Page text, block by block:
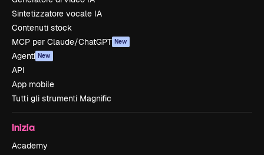
Sintetizzatore vocale IA
Contenuti stock
MCP per Claude/ChatGPT New
Agenti New
API
App mobile
Tutti gli strumenti Magnific
Inizia
Academy